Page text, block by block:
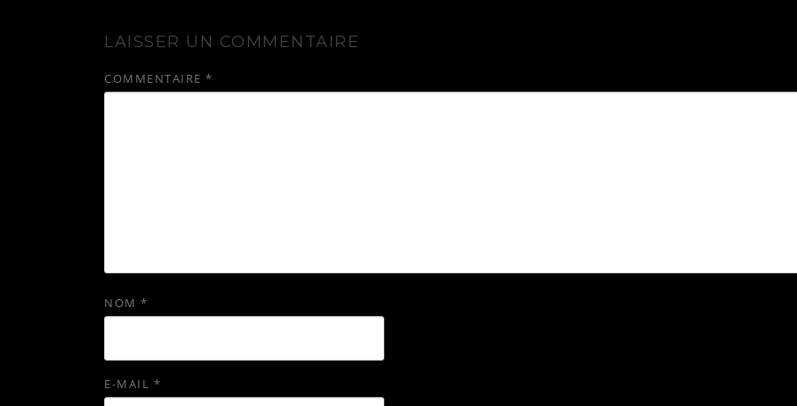
LAISSER UN COMMENTAIRE
COMMENTAIRE *
NOM *
E-MAIL *